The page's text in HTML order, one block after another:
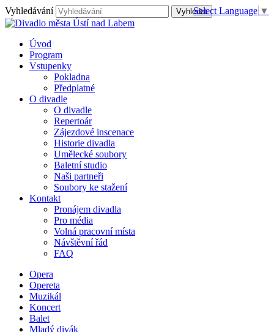
Vyhledávání
Úvod
Program
Vstupenky
Pokladna
Předplatné
O divadle
O divadle
Repertoár
Zájezdové inscenace
Historie divadla
Umělecké soubory
Baletní studio
Naši partneři
Soubory ke stažení
Kontakt
Pronájem divadla
Pro média
Volná pracovní místa
Návštěvní řád
FAQ
Select Language ▼
Opera
Opereta
Muzikál
Koncert
Balet
Mladý divák